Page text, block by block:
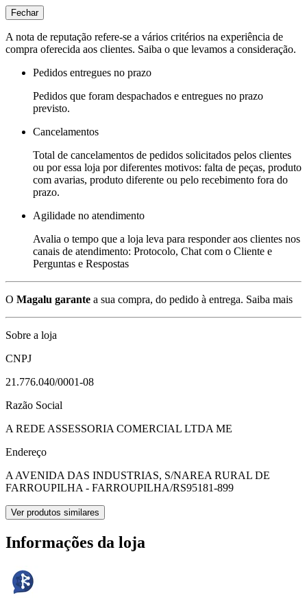
Fechar
A nota de reputação refere-se a vários critérios na experiência de
compra oferecida aos clientes. Saiba o que levamos a consideração.
Pedidos entregues no prazo
Pedidos que foram despachados e entregues no prazo
previsto.
Cancelamentos
Total de cancelamentos de pedidos solicitados pelos clientes
ou por essa loja por diferentes motivos: falta de peças, produto
com avarias, produto diferente ou pelo recebimento fora do
prazo.
Agilidade no atendimento
Avalia o tempo que a loja leva para responder aos clientes nos
canais de atendimento: Protocolo, Chat com o Cliente e
Perguntas e Respostas
O Magalu garante a sua compra, do pedido à entrega. Saiba mais
Sobre a loja
CNPJ
21.776.040/0001-08
Razão Social
A REDE ASSESSORIA COMERCIAL LTDA ME
Endereço
A AVENIDA DAS INDUSTRIAS, S/NAREA RURAL DE
FARROUPILHA - FARROUPILHA/RS95181-899
Ver produtos similares
Informações da loja